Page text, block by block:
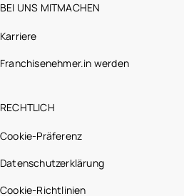
BEI UNS MITMACHEN
Karriere
Franchisenehmer.in werden
RECHTLICH
Cookie-Präferenz
Datenschutzerklärung
Cookie-Richtlinien